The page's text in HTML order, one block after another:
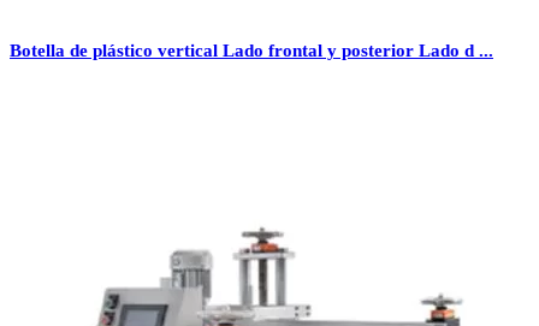
Botella de plástico vertical Lado frontal y posterior Lado d ...